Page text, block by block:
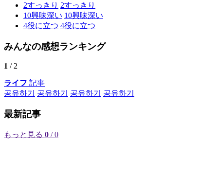
2すっきり 2すっきり
10興味深い 10興味深い
4役に立つ 4役に立つ
みんなの感想ランキング
1 / 2
ライフ 記事
공유하기
공유하기 공유하기 공유하기
最新記事
もっと見る 0 / 0